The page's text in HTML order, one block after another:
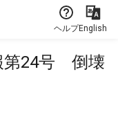
ヘルプEnglish
第24号 倒壊